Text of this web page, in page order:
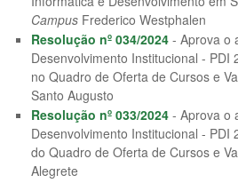
Campus Frederico Westphalen
Resolução nº 034/2024 - Aprova o
Desenvolvimento Institucional - PDI
no Quadro de Oferta de Cursos e
Santo Augusto
Resolução nº 033/2024 - Aprova o
Desenvolvimento Institucional - PDI
do Quadro de Oferta de Cursos e
Alegrete